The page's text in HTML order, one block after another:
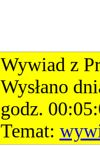
Wywiad z
Wysłano
godz.
Temat: